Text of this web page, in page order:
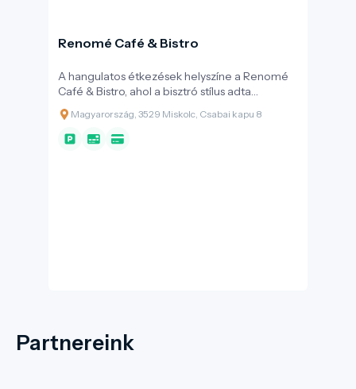
Renomé Café & Bistro
A hangulatos étkezések helyszíne a Renomé
Café & Bistro, ahol a bisztró stílus adta
szabadság és kreativitás lehetőséget teremt
arra, hogy prémium alapanyagok
használatával és szemet kényeztető, ízléses
Magyarország, 3529 Miskolc, Csabai kapu 8
Partnereink